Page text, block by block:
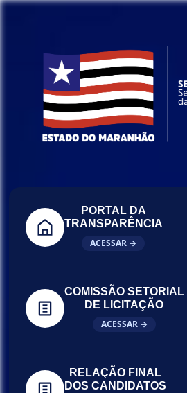
PORTAL DA
TRANSPARÊNCIA
ACESSAR →
COMISSÃO SETORIAL
DE LICITAÇÃO
ACESSAR →
RELAÇÃO FINAL
DOS CANDIDATOS